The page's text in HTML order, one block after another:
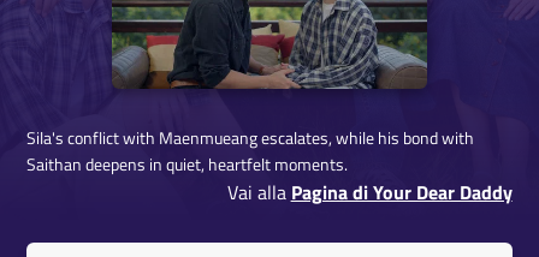
Sila's conflict with Maenmueang escalates, while his bond with
Saithan deepens in quiet, heartfelt moments.
Vai alla Pagina di Your Dear Daddy